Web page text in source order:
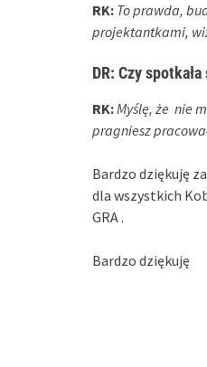
RK: To prawda,
projektantkami,
DR: Czy
RK:Myślę, że nie
pragniesz
Bardzo dziękuję
dla wszystkich
GRA .
Bardzo dziękuję